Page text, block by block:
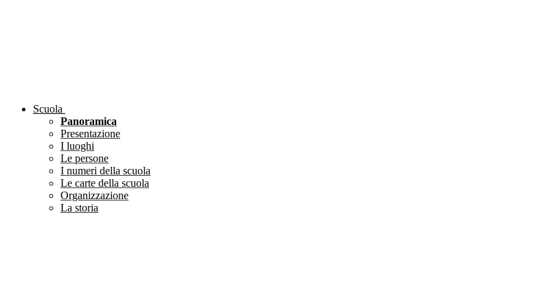
Scuola
Panoramica
Presentazione
I luoghi
Le persone
I numeri della scuola
Le carte della scuola
Organizzazione
La storia